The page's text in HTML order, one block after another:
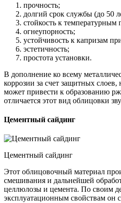
прочность;
долгий срок службы (до 50
стойкость к температурным
огнеупорность;
устойчивость к капризам
эстетичность;
простота установки.
В дополнение ко всему
коррозии за счет защитных
может привести к образованию
отличается этот вид облицовки
Цементный сайдинг
Цементный сайдинг
Этот облицовочный материал
смешивания и дальнейшей
целлюлозы и цемента. По своим
эксплуатационным свойствам он